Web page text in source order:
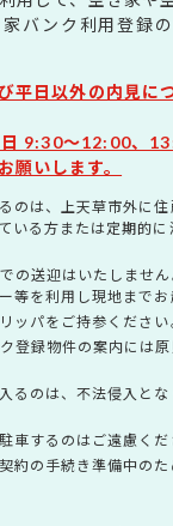
バンク利用登録
平日以外の内見に
9:30～12:00、
願いします。
のは、上天草市外に
いる方または定期的に
の送迎はいたしませ
等を利用し現地までお
ッパをご持参ください
登録物件の案内には
るのは、不法侵入とな
車するのはご遠慮くだ
約の手続き準備中の